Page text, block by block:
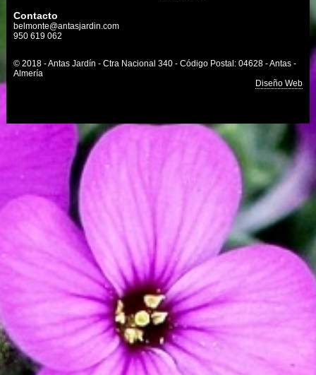
Contacto
belmonte@antasjardin.com
950 619 062
© 2018 - Antas Jardín - Ctra Nacional 340 - Código Postal: 04628 - Antas -
Almería
Diseño Web